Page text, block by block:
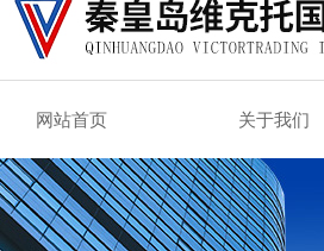
网站首页 关于我们